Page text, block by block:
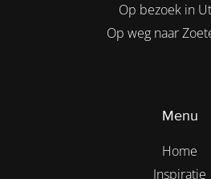
Op bezoek in
Op weg naar
Menu
Home
Inspiratie